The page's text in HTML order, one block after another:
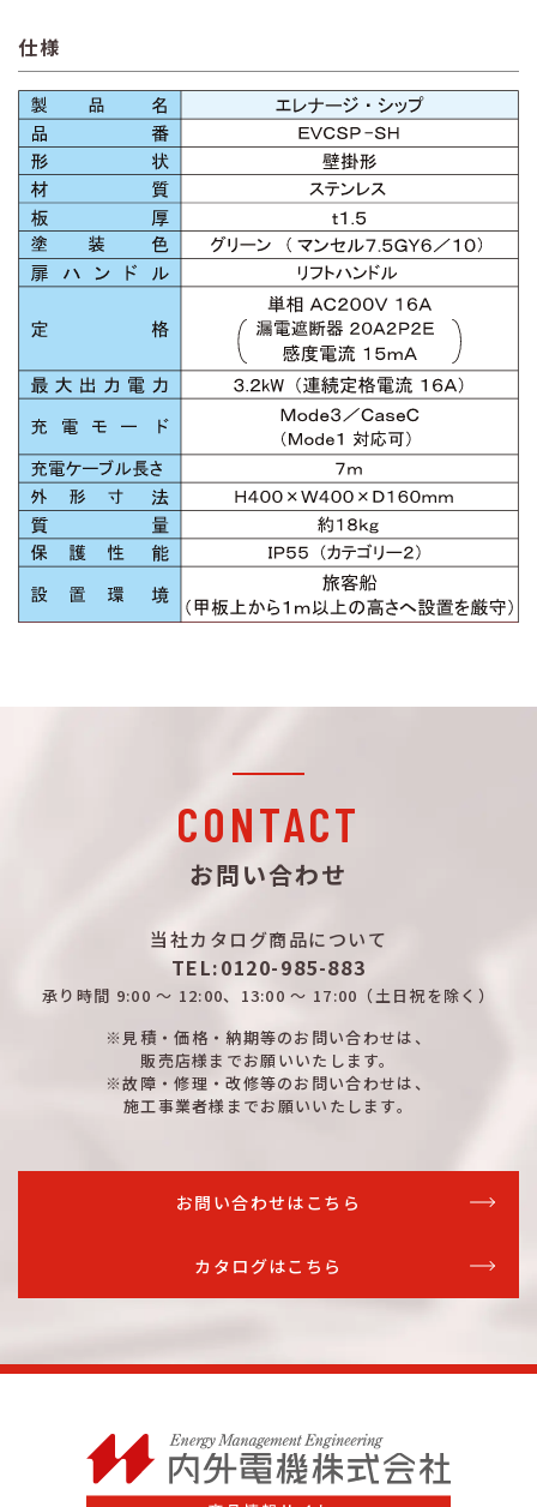
仕様
CONTACT
お問い合わせ
当社カタログ商品について
TEL:0120-985-883
承り時間 9:00 ～ 12:00、13:00 ～ 17:00 （土日祝を除く）
※見積・価格・納期等のお問い合わせは、
販売店様までお願いいたします。
※故障・修理・改修等のお問い合わせは、
施工事業者様までお願いいたします。
お問い合わせはこちら
カタログはこちら